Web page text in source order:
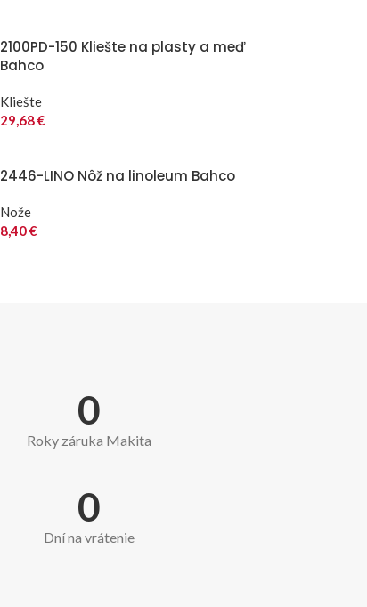
2100PD-150 Kliešte na plasty a meď
Bahco
Kliešte
29,68€
2446-LINO Nôž na linoleum Bahco
Nože
8,40€
0
Roky záruka Makita
0
Dní na vrátenie